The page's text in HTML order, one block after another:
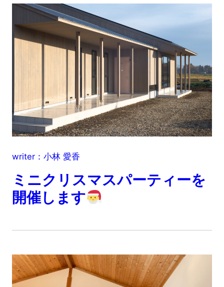
writer：小林 愛香
ミニクリスマスパーティーを
開催します